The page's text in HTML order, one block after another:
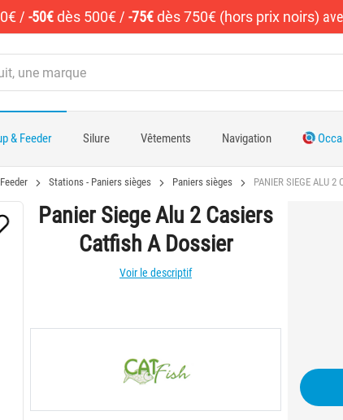
/ -50€dès 500€ / -75€dès 750€ (hors prix noirs)
& Feeder Silure Vêtements Navigation
Stations - Paniers sièges Paniers sièges PANIER SIEGE ALU 2
Panier Siege Alu 2 Casiers
Catfish A Dossier
Voir le descriptif